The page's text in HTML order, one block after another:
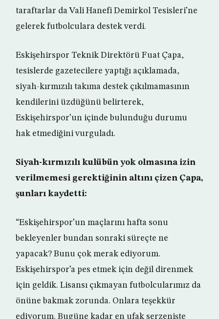
taraftarlar da Vali Hanefi Demirkol Tesisleri’ne
gelerek futbolculara destek verdi.
Eskişehirspor Teknik Direktörü Fuat Çapa,
tesislerde gazetecilere yaptığı açıklamada,
siyah-kırmızılı takıma destek çıkılmamasının
kendilerini üzdüğünü belirterek,
Eskişehirspor’un içinde bulunduğu durumu
hak etmediğini vurguladı.
Siyah-kırmızılı kulübün yok olmasına izin
verilmemesi gerektiğinin altını çizen Çapa,
şunları kaydetti:
“Eskişehirspor’un maçlarını hafta sonu
bekleyenler bundan sonraki süreçte ne
yapacak? Bunu çok merak ediyorum.
Eskişehirspor’a pes etmek için değil direnmek
için geldik. Lisansı çıkmayan futbolcularımız da
önüne bakmak zorunda. Onlara teşekkür
ediyorum. Bugüne kadar en ufak serzenişte